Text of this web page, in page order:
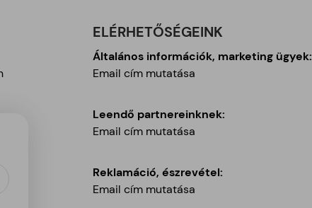
ELÉRHETŐSÉGEINK
Általános információk, marketing ügyek:
Email cím mutatása
Leendő partnereinknek:
Email cím mutatása
Reklamáció, észrevétel:
Email cím mutatása